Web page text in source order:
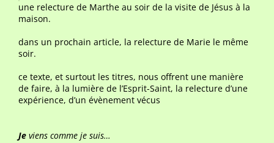
une relecture de Marthe au soir de la visite de Jésus à la
maison.
dans un prochain article, la relecture de Marie le même
soir.
ce texte, et surtout les titres, nous offrent une manière
de faire, à la lumière de l’Esprit-Saint, la relecture d’une
expérience, d’un évènement vécus
Je viens comme je suis…